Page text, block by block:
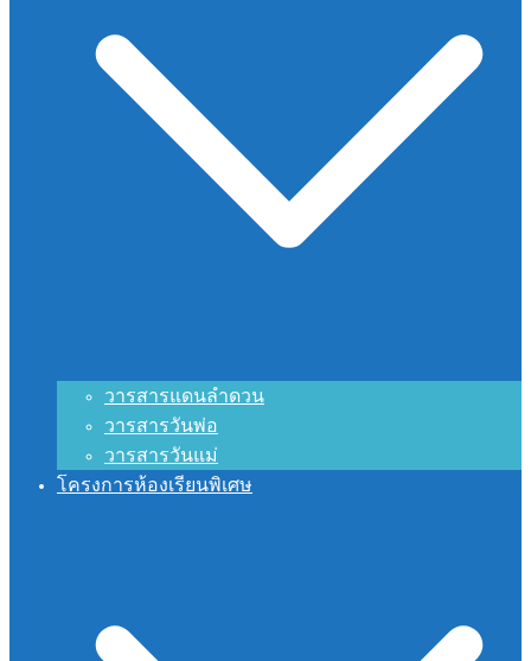
วารสารแดนลำดวน
วารสารวันพ่อ
วารสารวันแม่
โครงการห้องเรียนพิเศษ